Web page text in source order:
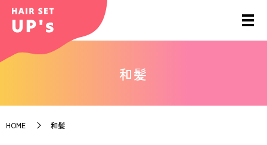
和髪
HOME 和髪